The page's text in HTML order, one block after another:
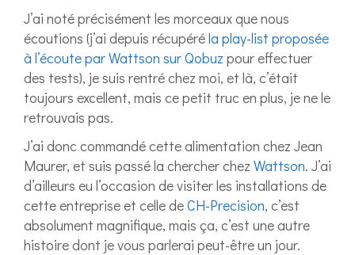
J’ai noté précisément les morceaux que nous
écoutions (j’ai depuis récupéréla play-list proposée
à l’écoute par Wattson sur Qobuz pour effectuer
des tests), je suis rentré chez moi, et là, c’était
toujours excellent, mais ce petit truc en plus, je ne le
retrouvais pas.
J’ai donc commandé cette alimentation chez Jean
Maurer, et suis passé la chercher chez Wattson. J’ai
d’ailleurs eu l’occasion de visiter les installations de
cette entreprise et celle deCH-Precision, c’est
absolument magnifique, mais ça, c’est une autre
histoire dont je vous parlerai peut-être un jour.